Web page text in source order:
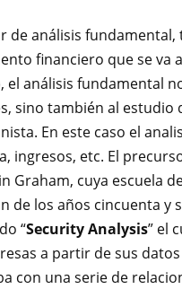
de análisis
financiero que se va
el análisis fundamental
sino también al estudio
En este caso el
ingresos, etc. El
Graham, cuya escuela
de los años cincuenta y
“Security Analysis” el
a partir de sus
con una serie de